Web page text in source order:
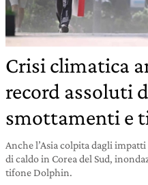
Crisi climatica
record assoluti
smottamenti e
Anche l’Asia colpita dagli
di caldo in Corea del Sud,
tifone Dolphin.